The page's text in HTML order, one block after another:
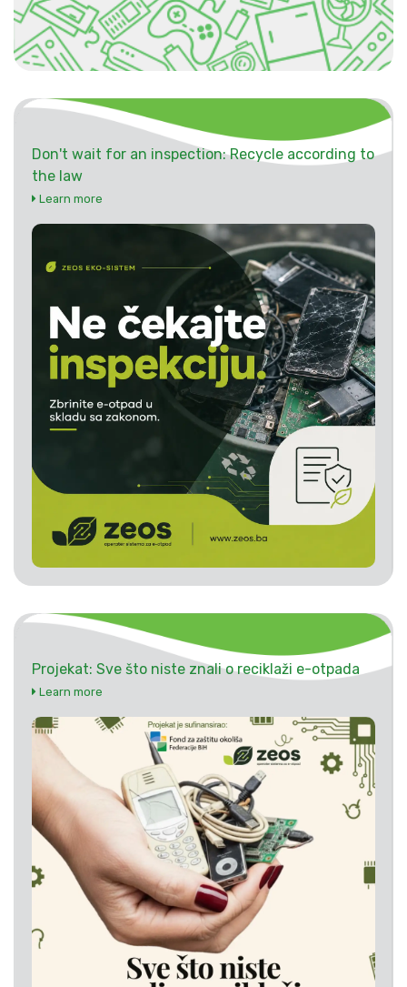
Don't wait for an inspection: Recycle according to
the law
Learn more
Projekat: Sve što niste znali o reciklaži e-otpada
Learn more